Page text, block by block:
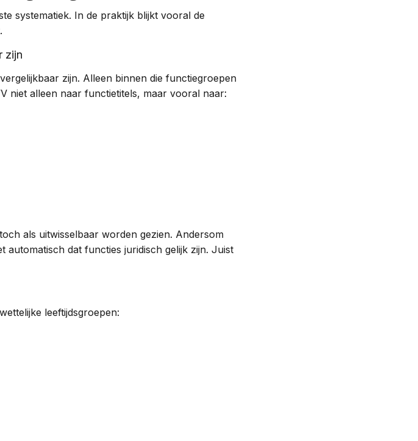
systematiek. In de praktijk blijkt vooral de
zijn
zijn. Alleen binnen die functiegroepen
niet alleen naar functietitels, maar vooral naar:
als uitwisselbaar worden gezien. Andersom
automatisch dat functies juridisch gelijk zijn. Juist
leeftijdsgroepen: